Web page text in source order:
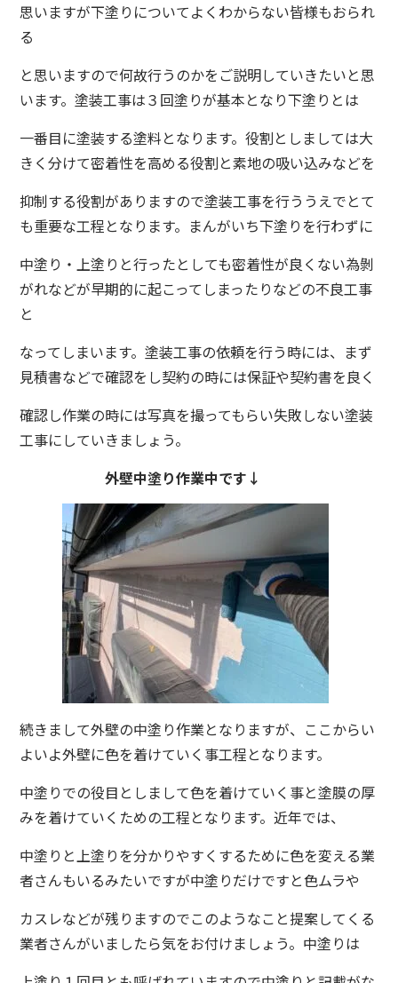
思いますが下塗りについてよくわからない皆様もおられ
る
と思いますので何故行うのかをご説明していきたいと思
います。塗装工事は３回塗りが基本となり下塗りとは
一番目に塗装する塗料となります。役割としましては大
きく分けて密着性を高める役割と素地の吸い込みなどを
抑制する役割がありますので塗装工事を行ううえでとて
も重要な工程となります。まんがいち下塗りを行わずに
中塗り・上塗りと行ったとしても密着性が良くない為剝
がれなどが早期的に起こってしまったりなどの不良工事
と
なってしまいます。塗装工事の依頼を行う時には、まず
見積書などで確認をし契約の時には保証や契約書を良く
確認し作業の時には写真を撮ってもらい失敗しない塗装
工事にしていきましょう。
外壁中塗り作業中です↓
続きまして外壁の中塗り作業となりますが、ここからい
よいよ外壁に色を着けていく事工程となります。
中塗りでの役目としまして色を着けていく事と塗膜の厚
みを着けていくための工程となります。近年では、
中塗りと上塗りを分かりやすくするために色を変える業
者さんもいるみたいですが中塗りだけですと色ムラや
カスレなどが残りますのでこのようなこと提案してくる
業者さんがいましたら気をお付けましょう。中塗りは